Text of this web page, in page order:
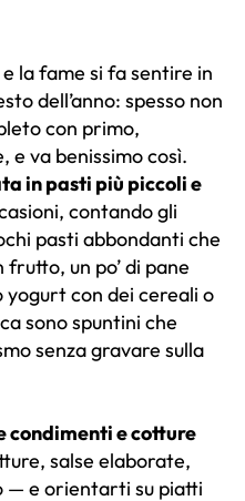
la fame si fa sentire in
dell’anno: spesso non
con primo,
e va benissimo così.
in pasti più piccoli e
contando gli
pasti abbondanti che
un po’ di pane
con dei cereali o
sono spuntini che
senza gravare sulla
condimenti e cotture
salse elaborate,
— e orientarti su piatti